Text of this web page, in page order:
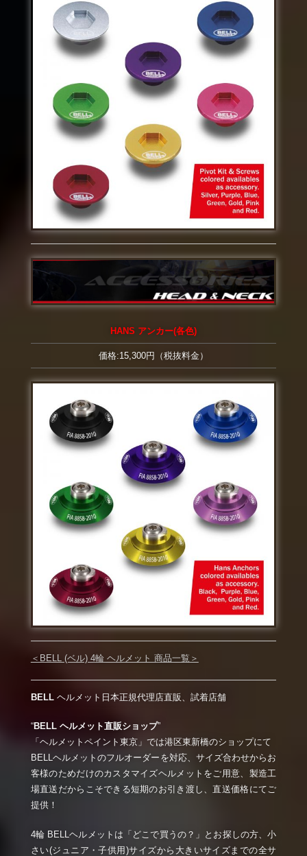
HANS アンカー(各色)
価格:15,300円（税抜料金）
＜BELL (ベル) 4輪 ヘルメット 商品一覧＞
BELLヘルメット日本正規代理店直販、試着店舗
“BELL ヘルメット直販ショップ”
「ヘルメットペイント東京」では港区東新橋のショップにて
BELLヘルメットのフルオーダーを対応、サイズ合わせからお
客様のためだけのカスタマイズヘルメットをご用意、製造工
場直送だからこそできる短期のお引き渡し、直送価格にてご
提供！
4輪 BELLヘルメットは「どこで買うの？」とお探しの方、小
さい(ジュニア・子供用)サイズから大きいサイズまでの全サ